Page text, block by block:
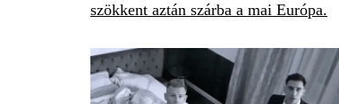
szökkent aztán szárba a mai Európa.